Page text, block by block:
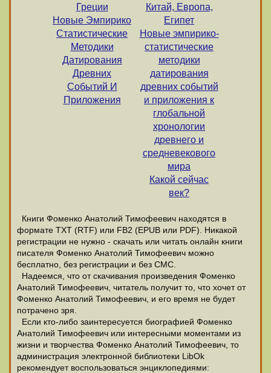
Греции
Новые Эмпирико
Статистические
Методики
Датирования
Древних
Событий И
Приложения
Китай, Европа,
Египет
Новые эмпирико-
статистические
методики
датирования
древних событий
и приложения к
глобальной
хронологии
древнего и
средневекового
мира
Какой сейчас
век?
Книги Фоменко Анатолий Тимофеевич находятся в
формате ТХТ (RTF) или FB2 (EPUB или PDF). Никакой
регистрации не нужно - скачать или читать онлайн книги
писателя Фоменко Анатолий Тимофеевич можно
бесплатно, без регистрации и без СМС.
Надеемся, что от скачивания произведения Фоменко
Анатолий Тимофеевич, читатель получит то, что хочет от
Фоменко Анатолий Тимофеевич, и его время не будет
потрачено зря.
Если кто-либо заинтересуется биографией Фоменко
Анатолий Тимофеевич или интересными моментами из
жизни и творчества Фоменко Анатолий Тимофеевич, то
администрация электронной библиотеки LibOk
рекомендует воспользоваться энциклопедиями: